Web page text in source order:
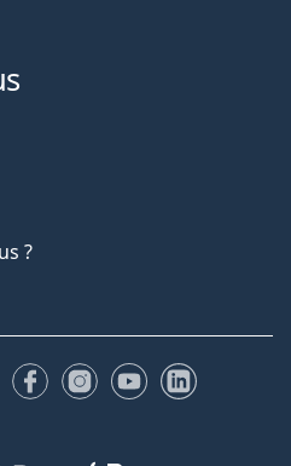
?
FacebookInstagram
YouTubeLinkedIn